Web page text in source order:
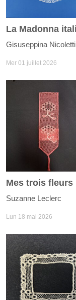
Gisuseppina Nicoletti
Mer 01 juillet 2026
Mes trois fleurs
Suzanne Leclerc
Lun 18 mai 2026